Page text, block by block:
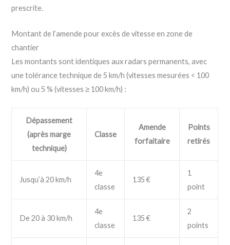
prescrite.
Montant de l’amende pour excès de vitesse en zone de
chantier
Les montants sont identiques aux radars permanents, avec
une tolérance technique de 5 km/h (vitesses mesurées < 100
km/h) ou 5 % (vitesses ≥ 100 km/h) :
Dépassement
(après marge
technique)
Classe
Amende
forfaitaire
Points
retirés
Jusqu’à 20 km/h
4e
classe
135 €
1
point
De 20 à 30 km/h
4e
classe
135 €
2
points